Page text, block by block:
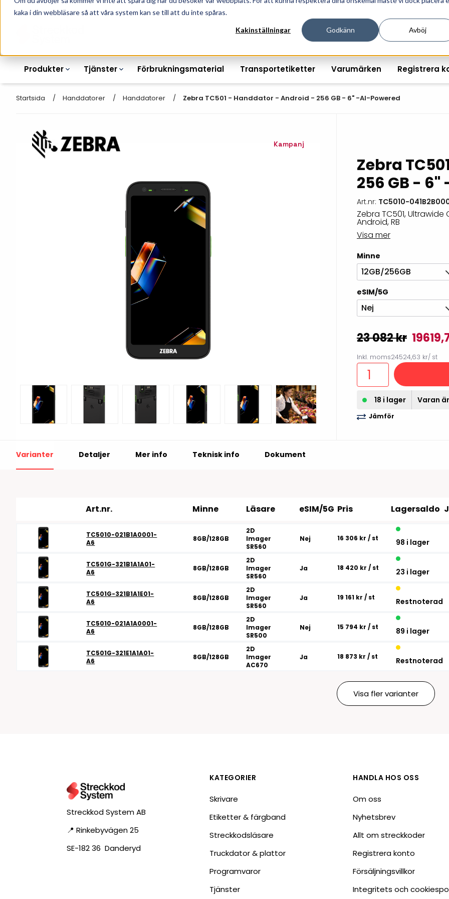
kaka i din webbläsare så att våra system kan se till att du inte spåras.
Kakinställningar Godkänn Avböj
010-162 61 90 Lösningar för professionell informationshantering och
Produkter
Etikettskrivare
Armbandsskrivare
Transportetiketter
Kvittorullar
Etiketthållare och tillbehör
Förbrukning
bläckstråleskrivare
Varningsetiketter
Handhållna streckkodsläsare
Bordsstreckkodsläsare
Streckkodsverifierare
Tillbehör streckkodsläsare
Tablets
RFID Skrivare
RFID Etiketter
RFID antenner
Batteridrivna
arbetsstationer
NB-serien
Mobile Device Management
(MDM)
Tillbehör etikettprogram
Outlet-
Outlet-
Tjänster
Otryckta
Laseretikett_A4
Printshopen svartvita-
Order
streckkodsoriginal
Förbrukningsmaterial Transportetiketter Varumärken Registrera
Startsida Handdatorer Handdatorer Zebra TC501 - Handdator - Android - 256 GB - 6" -AI-Powered
Kampanj
Zebra
256 GB -
Art.nr: TC5010-
Zebra TC501, Ultrawide
Android, RB
Visa mer
Minne
12GB/256GB
eSIM/5G
Nej
23 082 kr
Inkl. moms24524,63 kr/ st
18 i lager Varan
Jämför
Varianter Detaljer Mer info Teknisk info Dokument
Art.nr. Minne Läsare eSIM/5G Pris Lagersaldo
TC5010-021B1A0001-
A6
8GB/128GB
2D
Imager
SR560
Nej 16 306 kr / st 98 i lager
TC501G-321B1A1A01-
A6
8GB/128GB
2D
Imager
SR560
Ja 18 420 kr / st 23 i lager
TC501G-321B1A1E01-
A6
8GB/128GB
2D
Imager
SR560
Ja 19 161 kr / st Restnoterad
TC5010-021A1A0001-
A6
8GB/128GB
2D
Imager
SR500
Nej 15 794 kr / st 89 i lager
TC501G-321E1A1A01-
A6
8GB/128GB
2D
Imager
AC670
Ja 18 873 kr / st Restnoterad
Visa fler varianter
Streckkod System AB
📍 Rinkebyvägen 25
SE-182 36 Danderyd
KATEGORIER
Skrivare
Etiketter & färgband
Streckkodsläsare
Truckdator & plattor
Programvaror
Tjänster
HANDLA HOS OSS
Om oss
Nyhetsbrev
Allt om streckkoder
Registrera konto
Försäljningsvillkor
Integritets och